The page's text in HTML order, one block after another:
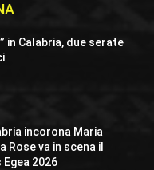
in Calabria, due serate
incorona Maria
Rose va in scena il
2026